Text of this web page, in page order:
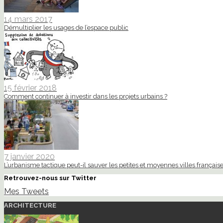
14 mars 2017
Démultiplier les usages de l’espace public
15 février 2018
Comment continuer à investir dans les projets urbains ?
7 janvier 2020
L’urbanisme tactique peut-il sauver les petites et moyennes villes
Retrouvez-nous sur Twitter
Mes Tweets
ARCHITECTURE